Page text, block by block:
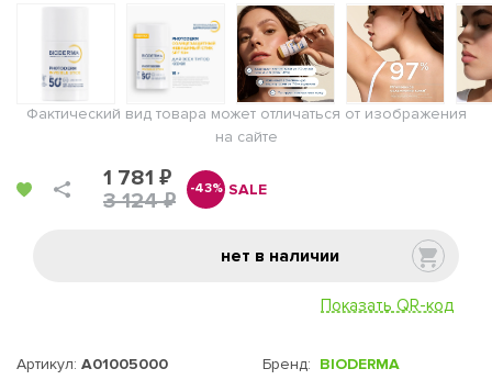
Фактический вид товара может отличаться от изображения
на сайте
1 781 ₽
3 124 ₽
-43% SALE
нет в наличии
Показать QR-код
Артикул: A01005000
Бренд: BIODERMA